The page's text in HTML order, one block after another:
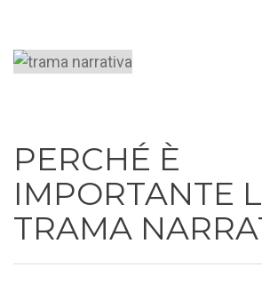
PERCHÉ È
IMPORTANTE
TRAMA